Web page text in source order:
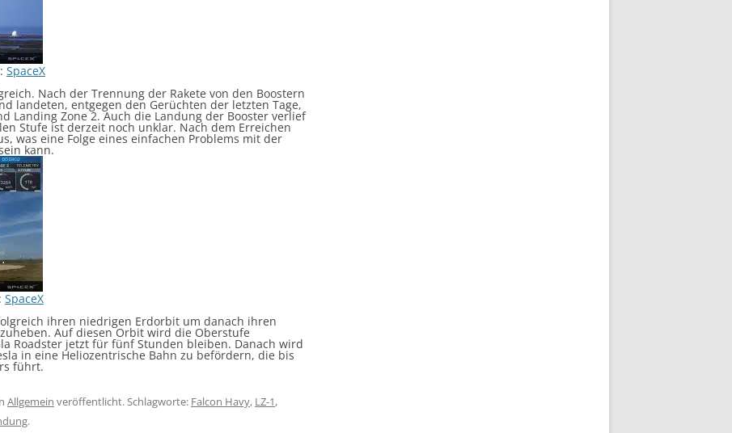
SpaceX
Nach der Trennung der Rakete von den Boostern
landeten, entgegen den Gerüchten der letzten Tage,
Landing Zone 2. Auch die Landung der Booster verlief
Stufe ist derzeit noch unklar. Nach dem Erreichen
was eine Folge eines einfachen Problems mit der
kann.
SpaceX
ihren niedrigen Erdorbit um danach ihren
Auf diesen Orbit wird die Oberstufe
Roadster jetzt für fünf Stunden bleiben. Danach wird
in eine Heliozentrische Bahn zu befördern, die bis
führt.
Allgemein veröffentlicht. Schlagworte: Falcon Havy, LZ-1,
.